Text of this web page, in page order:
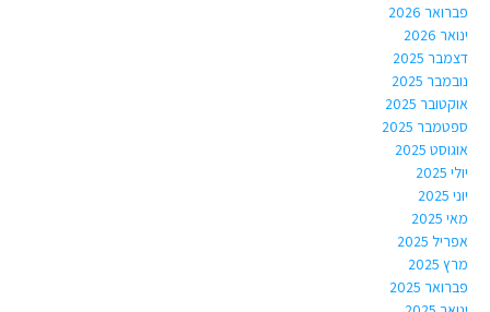
פברואר 2026
ינואר 2026
דצמבר 2025
נובמבר 2025
אוקטובר 2025
ספטמבר 2025
אוגוסט 2025
יולי 2025
יוני 2025
מאי 2025
אפריל 2025
מרץ 2025
פברואר 2025